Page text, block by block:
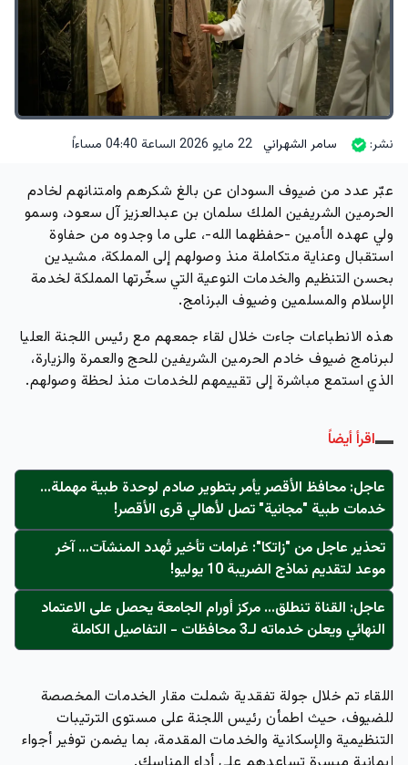
نشر: سامر الشهراني 22 مايو 2026 الساعة 04:40 مساءاً
عبّر عدد من ضيوف السودان عن بالغ شكرهم وامتنانهم لخادم
الحرمين الشريفين الملك سلمان بن عبدالعزيز آل سعود، وسمو
ولي عهده الأمين -حفظهما الله-، على ما وجدوه من حفاوة
استقبال وعناية متكاملة منذ وصولهم إلى المملكة، مشيدين
بحسن التنظيم والخدمات النوعية التي سخّرتها المملكة لخدمة
الإسلام والمسلمين وضيوف البرنامج.
هذه الانطباعات جاءت خلال لقاء جمعهم مع رئيس اللجنة العليا
لبرنامج ضيوف خادم الحرمين الشريفين للحج والعمرة والزيارة،
الذي استمع مباشرة إلى تقييمهم للخدمات منذ لحظة وصولهم.
اقرأ أيضاً
عاجل: محافظ الأقصر يأمر بتطوير صادم لوحدة طبية مهملة...
خدمات طبية "مجانية" تصل لأهالي قرى الأقصر!
تحذير عاجل من "زاتكا": غرامات تأخير تُهدد المنشآت… آخر
موعد لتقديم نماذج الضريبة 10 يوليو!
عاجل: القناة تنطلق... مركز أورام الجامعة يحصل على الاعتماد
النهائي ويعلن خدماته لـ3 محافظات - التفاصيل الكاملة
اللقاء تم خلال جولة تفقدية شملت مقار الخدمات المخصصة
للضيوف، حيث اطمأن رئيس اللجنة على مستوى الترتيبات
التنظيمية والإسكانية والخدمات المقدمة، بما يضمن توفير أجواء